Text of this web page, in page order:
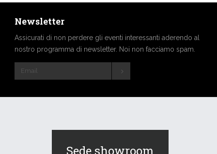
Newsletter
Assicurati di non perdere gli eventi interessanti aderendo al
nostro programma di newsletter. Noi non facciamo spam.
Sede showroom